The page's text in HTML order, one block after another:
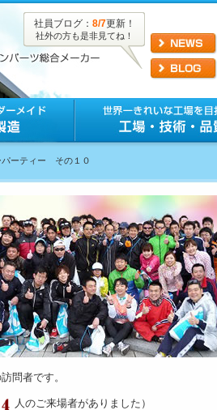
社員ブログ： 8/7更新！
社外の方も是非見てね！
ーティー その１０
問者です。
人のご来場者がありました）